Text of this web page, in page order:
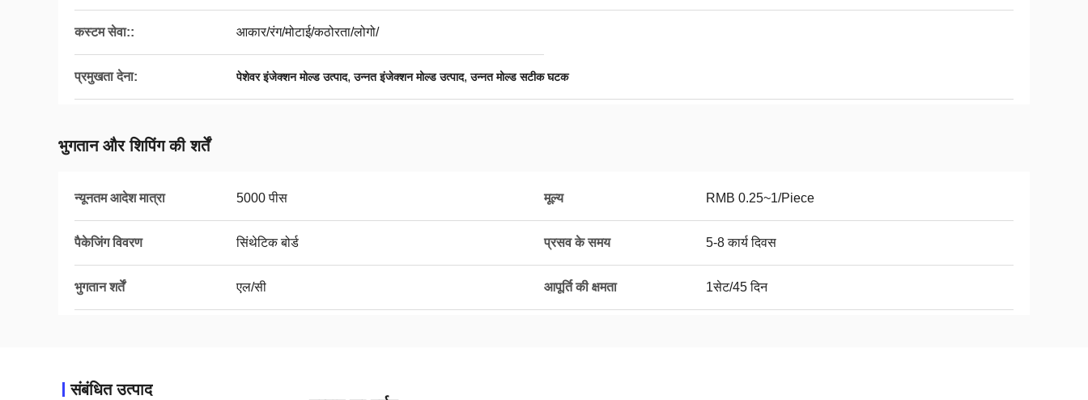
कस्टम सेवा:: आकार/रंग/मोटाई/कठोरता/लोगो/
प्रमुखता देना: पेशेवर इंजेक्शन मोल्ड उत्पाद,उन्नत इंजेक्शन मोल्ड उत्पाद,उन्नत मोल्ड सटीक घटक
भुगतान और शिपिंग की शर्तें
न्यूनतम आदेश मात्रा 5000 पीस मूल्य RMB 0.25~1/Piece
पैकेजिंग विवरण सिंथेटिक बोर्ड प्रसव के समय 5-8 कार्य दिवस
भुगतान शर्तें एल/सी आपूर्ति की क्षमता 1सेट/45 दिन
संबंधित उत्पाद